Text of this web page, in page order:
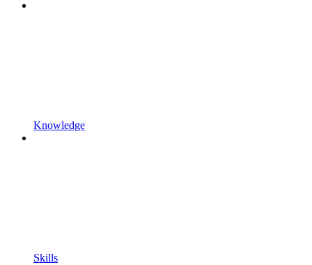
Knowledge
Skills